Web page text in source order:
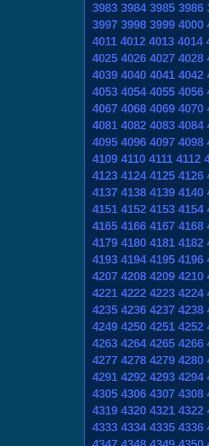
3983 3984 3985 3986
3997 3998 3999 4000
4011 4012 4013 4014
4025 4026 4027 4028
4039 4040 4041 4042
4053 4054 4055 4056
4067 4068 4069 4070
4081 4082 4083 4084
4095 4096 4097 4098
4109 4110 4111 4112
4123 4124 4125 4126
4137 4138 4139 4140
4151 4152 4153 4154
4165 4166 4167 4168
4179 4180 4181 4182
4193 4194 4195 4196
4207 4208 4209 4210
4221 4222 4223 4224
4235 4236 4237 4238
4249 4250 4251 4252
4263 4264 4265 4266
4277 4278 4279 4280
4291 4292 4293 4294
4305 4306 4307 4308
4319 4320 4321 4322
4333 4334 4335 4336